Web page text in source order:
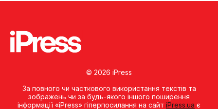
© 2026 iPress
За повного чи часткового використання текстів та
зображень чи за будь-якого іншого поширення
інформації «iPress» гіперпосилання на сайт iPress.ua є